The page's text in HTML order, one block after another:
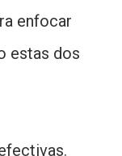
enfocar
estas dos